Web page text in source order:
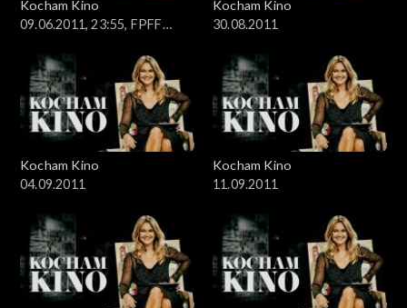
Kocham Kino
09.06.2011, 23:55, FPFF
Kocham Kino
30.08.2011
Kocham Kino
04.09.2011
Kocham Kino
11.09.2011